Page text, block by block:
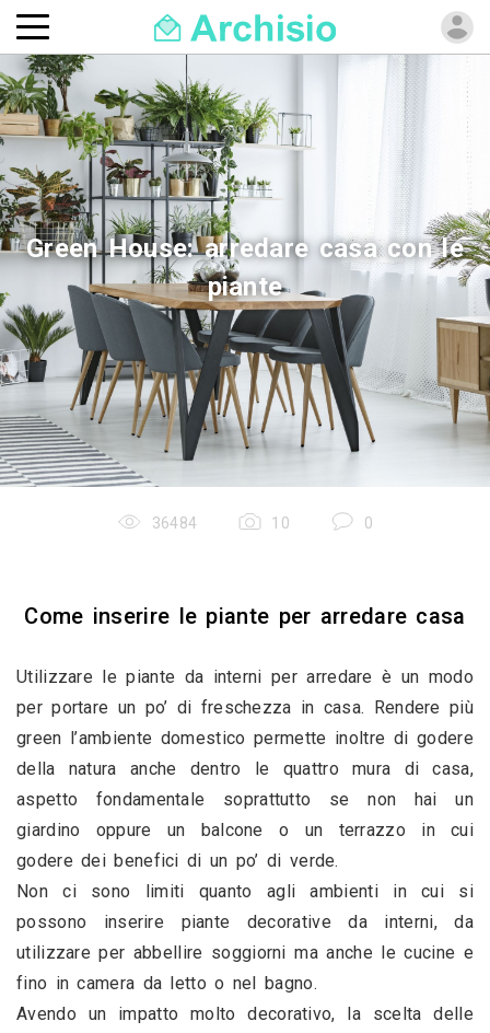
Green House: arredare casa con le
piante
36484 10 0
Come inserire le piante per arredare casa
Utilizzare le piante da interni per arredare è un modo
per portare un po’ di freschezza in casa. Rendere più
green l’ambiente domestico permette inoltre di godere
della natura anche dentro le quattro mura di casa,
aspetto fondamentale soprattutto se non hai un
giardino oppure un balcone o un terrazzo in cui
godere dei benefici di un po’ di verde.
Non ci sono limiti quanto agli ambienti in cui si
possono inserire piante decorative da interni, da
utilizzare per abbellire soggiorni ma anche le cucine e
fino in camera da letto o nel bagno.
Avendo un impatto molto decorativo, la scelta delle